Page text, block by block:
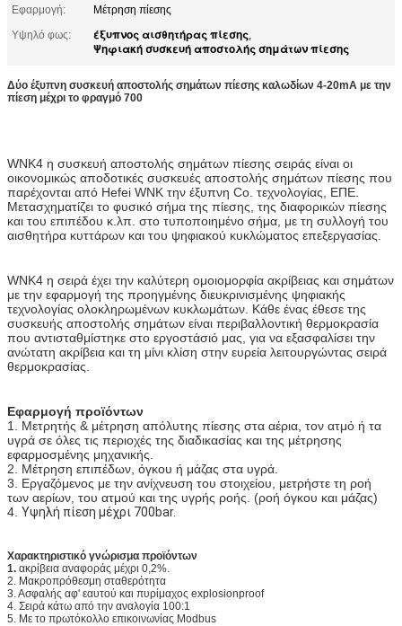
Εφαρμογή:
Μέτρηση πίεσης
Υψηλό φως:
έξυπνος αισθητήρας πίεσης,
Ψηφιακή συσκευή αποστολής σημάτων πίεσης
Δύο έξυπνη συσκευή αποστολής σημάτων πίεσης καλωδίων 4-20mA με την
πίεση μέχρι το φραγμό 700
WNK4 η συσκευή αποστολής σημάτων πίεσης σειράς είναι οι
οικονομικώς αποδοτικές συσκευές αποστολής σημάτων πίεσης που
παρέχονται από Hefei WNK την έξυπνη Co. τεχνολογίας, ΕΠΕ.
Μετασχηματίζει το φυσικό σήμα της πίεσης, της διαφορικών πίεσης
και του επιπέδου κ.λπ. στο τυποποιημένο σήμα, με τη συλλογή του
αισθητήρα κυττάρων και του ψηφιακού κυκλώματος επεξεργασίας.
WNK4 η σειρά έχει την καλύτερη ομοιομορφία ακρίβειας και σημάτων
με την εφαρμογή της προηγμένης διευκρινισμένης ψηφιακής
τεχνολογίας ολοκληρωμένων κυκλωμάτων. Κάθε ένας έθεσε της
συσκευής αποστολής σημάτων είναι περιβαλλοντική θερμοκρασία
που αντισταθμίστηκε στο εργοστάσιό μας, για να εξασφαλίσει την
ανώτατη ακρίβεια και τη μίνι κλίση στην ευρεία λειτουργώντας σειρά
θερμοκρασίας.
Εφαρμογή προϊόντων
1. Μετρητής & μέτρηση απόλυτης πίεσης στα αέρια, τον ατμό ή τα
υγρά σε όλες τις περιοχές της διαδικασίας και της μέτρησης
εφαρμοσμένης μηχανικής.
2. Μέτρηση επιπέδων, όγκου ή μάζας στα υγρά.
3. Εργαζόμενος με την ανίχνευση του στοιχείου, μετρήστε τη ροή
των αερίων, του ατμού και της υγρής ροής. (ροή όγκου και μάζας)
4. Υψηλή πίεση μέχρι 700bar.
Χαρακτηριστικό γνώρισμα προϊόντων
1. ακρίβεια αναφοράς μέχρι 0,2%.
2. Μακροπρόθεσμη σταθερότητα
3. Ασφαλής αφ' εαυτού και πυρίμαχος explosionproof
4. Σειρά κάτω από την αναλογία 100:1
5. Με το πρωτόκολλο επικοινωνίας Modbus